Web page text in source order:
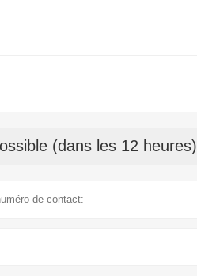
(dans les 12 heures)